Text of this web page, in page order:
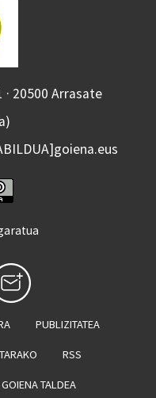
20500 Arrasate
PUBLIZITATEA
RSS
GOIENA TALDEA